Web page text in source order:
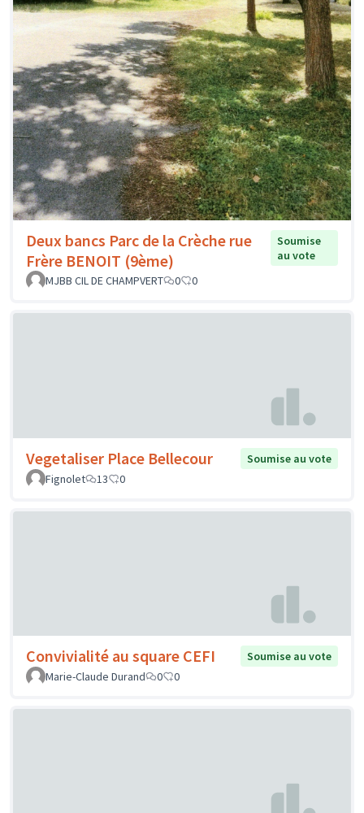
Deux bancs Parc de la Crèche rue
Frère BENOIT (9ème)
Soumise
au vote
MJBB CIL DE CHAMPVERT
0 0
Vegetaliser Place Bellecour
Soumise au vote
Fignolet
13 0
Convivialité au square CEFI
Soumise au vote
Marie-Claude Durand
0 0